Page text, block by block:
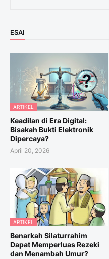
ESAI
ARTIKEL
Keadilan di Era Digital:
Bisakah Bukti Elektronik
Dipercaya?
April 20, 2026
ARTIKEL
Benarkah Silaturrahim
Dapat Memperluas Rezeki
dan Menambah Umur?